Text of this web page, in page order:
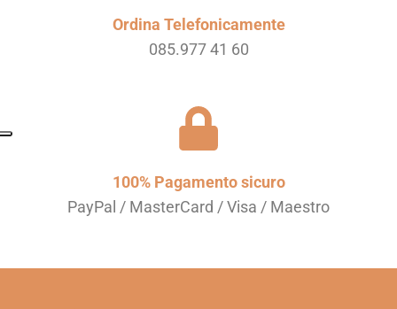
Ordina Telefonicamente
085.977 41 60
100% Pagamento sicuro
PayPal / MasterCard / Visa / Maestro